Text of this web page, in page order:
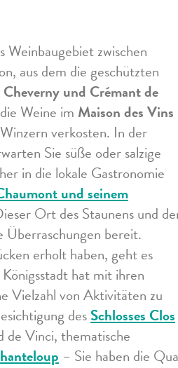
zwischen
aus dem die geschützten
und Crémant de
Weine im Maison des Vins
verkosten. In der
Sie süße oder salzige
in die lokale Gastronomie
und seinem
Ort des Staunens und
bereit.
erholt haben, geht es
hat mit ihren
Vielzahl von Aktivitäten zu
desSchlosses Clos
de Vinci, thematische
– Sie haben die